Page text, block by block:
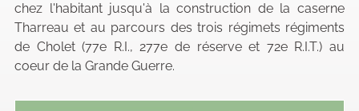
chez l'habitant jusqu'à la construction de la caserne
Tharreau et au parcours des trois régimets régiments
de Cholet (77e R.I., 277e de réserve et 72e R.I.T.) au
coeur de la Grande Guerre.